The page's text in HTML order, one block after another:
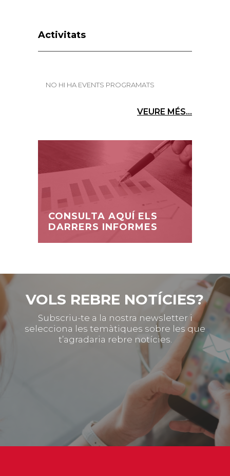
Activitats
NO HI HA EVENTS PROGRAMATS
VEURE MÉS...
CONSULTA AQUÍ ELS
DARRERS INFORMES
VOLS REBRE NOTÍCIES?
Subscriu-te a la nostra newsletter i
selecciona les temàtiques sobre les que
t’agradaria rebre notícies.